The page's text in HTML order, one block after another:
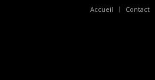
Accueil Contact